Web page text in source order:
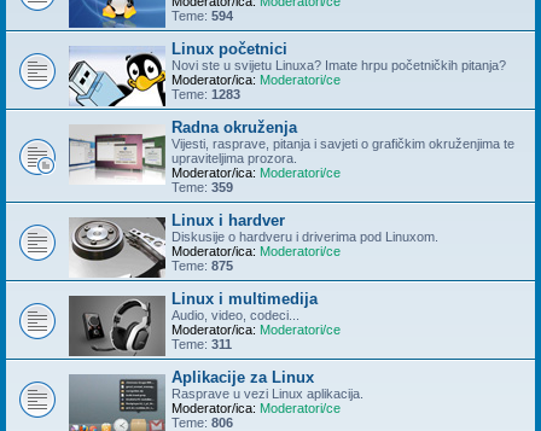
Teme: 594
Linux početnici
Novi ste u svijetu Linuxa? Imate hrpu početničkih pitanja?
Moderator/ica: Moderatori/ce
Teme: 1283
Radna okruženja
Vijesti, rasprave, pitanja i savjeti o grafičkim okruženjima te
upraviteljima prozora.
Moderator/ica: Moderatori/ce
Teme: 359
Linux i hardver
Diskusije o hardveru i driverima pod Linuxom.
Moderator/ica: Moderatori/ce
Teme: 875
Linux i multimedija
Audio, video, codeci...
Moderator/ica: Moderatori/ce
Teme: 311
Aplikacije za Linux
Rasprave u vezi Linux aplikacija.
Moderator/ica: Moderatori/ce
Teme: 806